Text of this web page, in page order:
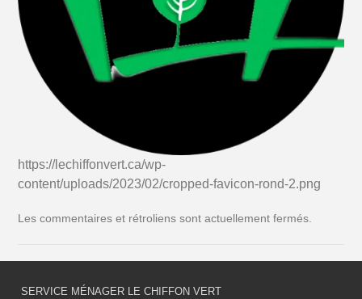
https://lechiffonvert.ca/wp-
content/uploads/2023/02/cropped-favicon-rond-2.png
Les commentaires et rétroliens sont actuellement fermés.
SERVICE MÉNAGER LE CHIFFON VERT